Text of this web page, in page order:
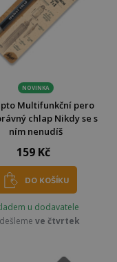
NOVINKA
Multifunkční pero
chlap Nikdy se s
ním nenudíš
159 Kč
DO KOŠÍKU
u dodavatele
ve čtvrtek